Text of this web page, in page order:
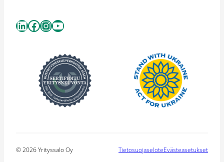
LinkedIn
Facebook
Instagram
YouTube
© 2026 Yrityssalo Oy TietosuojaseloteEvästeasetukset